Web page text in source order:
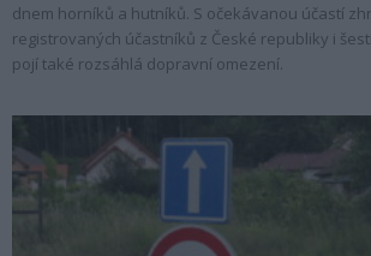
dnem horníků a hutníků. S očekávanou účastí
registrovaných účastníků z České republiky i
pojí také rozsáhlá dopravní omezení.